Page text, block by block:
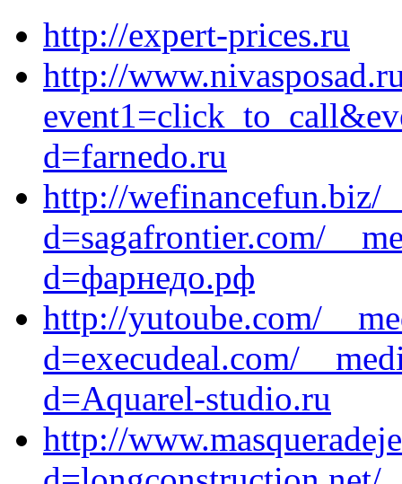
http://expert-prices.ru
http://
d=farnedo.ru
http://wefinancefun.biz/
d=sagafrontier.com/
d=фарнедо.рф
http://yutoube.com/
d=execudeal.com/
d=Aquarel-studio.ru
http://